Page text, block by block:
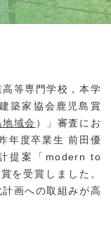
学科
究・国際交流
等専門学校，本学
築家協会鹿児島賞
域会 ）」審査にお
年度卒業生 前田優
提案「modern to
を受賞しました。
画への取組みが高